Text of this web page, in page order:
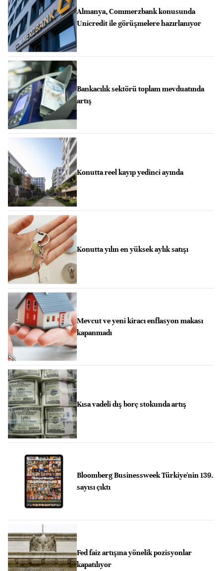
Almanya, Commerzbank konusunda
Unicredit ile görüşmelere hazırlanıyor
Bankacılık sektörü toplam mevduatında
artış
Konutta reel kayıp yedinci ayında
Konutta yılın en yüksek aylık satışı
Mevcut ve yeni kiracı enflasyon makası
kapanmadı
Kısa vadeli dış borç stokunda artış
Bloomberg Businessweek Türkiye'nin 139.
sayısı çıktı
Fed faiz artışına yönelik pozisyonlar
kapatılıyor